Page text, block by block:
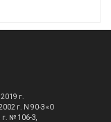
г.
г. N 90-З «О
г. № 106-З,